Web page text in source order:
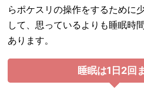
らポケスリの操作をするために
して、思っているよりも睡眠時
あります。
睡眠は1日2回